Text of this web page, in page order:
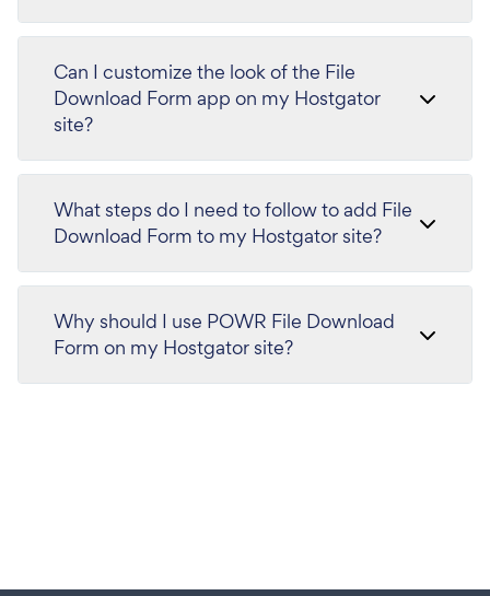
Can I customize the look of the File
Download Form app on my Hostgator
site?
What steps do I need to follow to add File
Download Form to my Hostgator site?
Why should I use POWR File Download
Form on my Hostgator site?